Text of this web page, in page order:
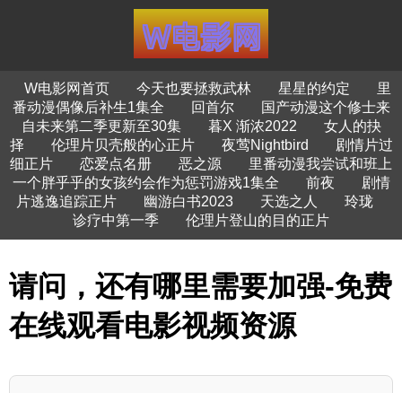
W电影网首页 今天也要拯救武林 星星的约定
里
番动漫偶像后补生1集全
回首尔
国产动漫这个修士来
自未来第二季更新至30集
暮X 渐浓2022
女人的抉
择
伦理片贝壳般的心正片 夜莺Nightbird
剧情片过
细正片
恋爱点名册 恶之源
里番动漫我尝试和班上
一个胖乎乎的女孩约会作为惩罚游戏1集全
前夜
剧情
片逃逸追踪正片
幽游白书2023 天选之人
玲珑
诊疗中第一季
伦理片登山的目的正片
请问，还有哪里需要加强-免费
在线观看电影视频资源